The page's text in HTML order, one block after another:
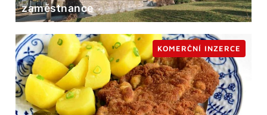
zaměstnance
KOMERČNÍ INZERCE